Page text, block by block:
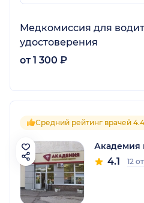
Медкомиссия для
удостоверения
от 1 300 ₽
Средний рейтинг врачей 4.4
Академия
4.1 12